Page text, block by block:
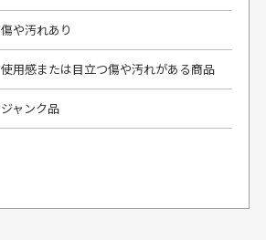
傷や汚れあり
使用感または目立つ傷や汚れがある商品
ジャンク品